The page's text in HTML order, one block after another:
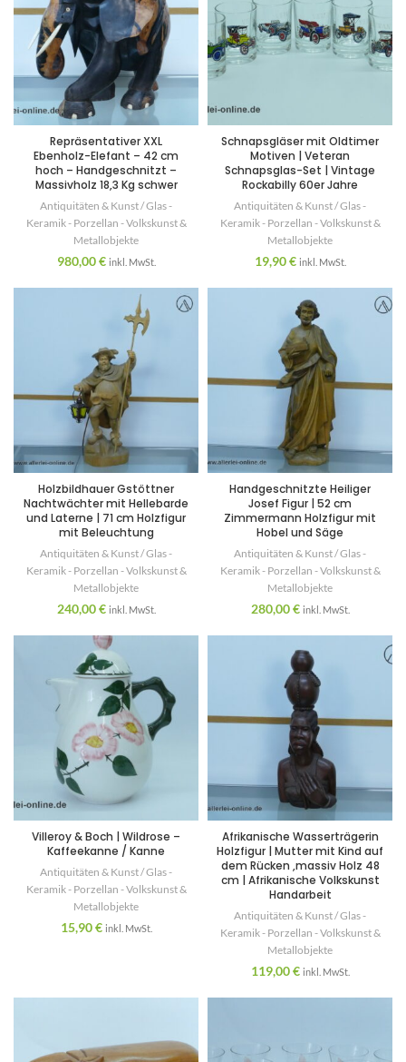
Repräsentativer XXL
Ebenholz-Elefant – 42 cm
hoch – Handgeschnitzt –
Massivholz 18,3 Kg schwer
Antiquitäten & Kunst / Glas -
Keramik - Porzellan - Volkskunst &
Metallobjekte
980,00€ inkl. MwSt.
Schnapsgläser mit Oldtimer
Motiven | Veteran
Schnapsglas-Set | Vintage
Rockabilly 60er Jahre
Antiquitäten & Kunst / Glas -
Keramik - Porzellan - Volkskunst &
Metallobjekte
19,90€ inkl. MwSt.
Holzbildhauer Gstöttner
Nachtwächter mit Hellebarde
und Laterne | 71 cm Holzfigur
mit Beleuchtung
Antiquitäten & Kunst / Glas -
Keramik - Porzellan - Volkskunst &
Metallobjekte
240,00€ inkl. MwSt.
Handgeschnitzte Heiliger
Josef Figur | 52 cm
Zimmermann Holzfigur mit
Hobel und Säge
Antiquitäten & Kunst / Glas -
Keramik - Porzellan - Volkskunst &
Metallobjekte
280,00€ inkl. MwSt.
Villeroy & Boch | Wildrose –
Kaffeekanne / Kanne
Antiquitäten & Kunst / Glas -
Keramik - Porzellan - Volkskunst &
Metallobjekte
15,90€ inkl. MwSt.
Afrikanische Wasserträgerin
Holzfigur | Mutter mit Kind auf
dem Rücken ,massiv Holz 48
cm | Afrikanische Volkskunst
Handarbeit
Antiquitäten & Kunst / Glas -
Keramik - Porzellan - Volkskunst &
Metallobjekte
119,00€ inkl. MwSt.